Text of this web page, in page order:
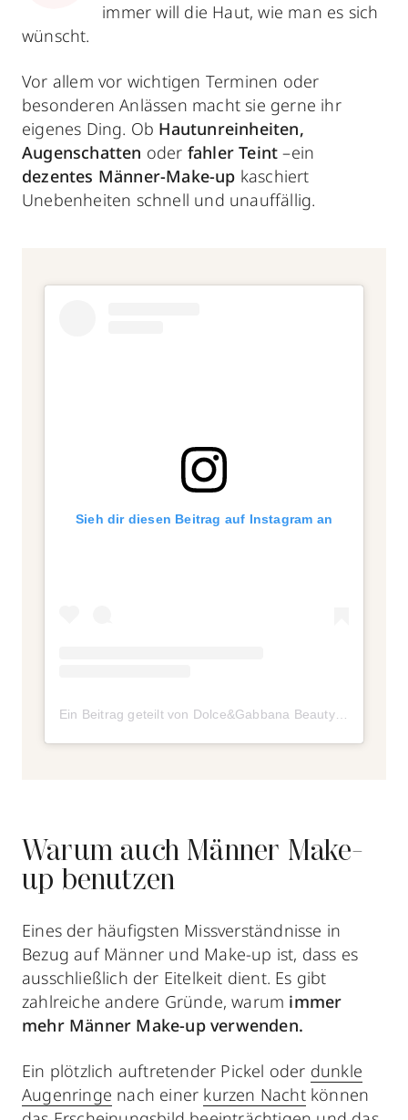
immer will die Haut, wie man es sich
wünscht.
Vor allem vor wichtigen Terminen oder
besonderen Anlässen macht sie gerne ihr
eigenes Ding. Ob Hautunreinheiten,
Augenschatten oder fahler Teint –ein
dezentes Männer-Make-up kaschiert
Unebenheiten schnell und unauffällig.
Sieh dir diesen Beitrag auf Instagram an
Ein Beitrag geteilt von Dolce&Gabbana Beauty (@dolcegabbana_beauty)
Warum auch Männer Make-
up benutzen
Eines der häufigsten Missverständnisse in
Bezug auf Männer und Make-up ist, dass es
ausschließlich der Eitelkeit dient. Es gibt
zahlreiche andere Gründe, warum immer
mehr Männer Make-up verwenden.
Ein plötzlich auftretender Pickel oder dunkle
Augenringe nach einer kurzen Nachtkönnen